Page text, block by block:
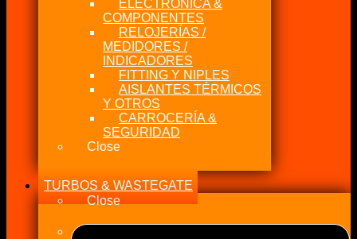
ELECTRÓNICA &
COMPONENTES
RELOJERÍAS /
MEDIDORES /
INDICADORES
FITTING Y NIPLES
AISLANTES TÉRMICOS
Y OTROS
CARROCERÍA &
SEGURIDAD
Close
TURBOS & WASTEGATE
Close